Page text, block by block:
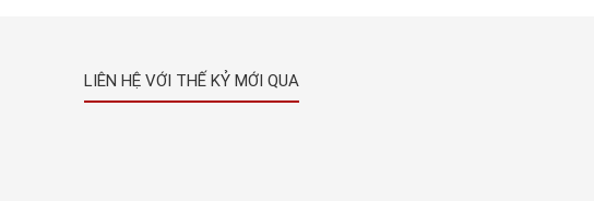
LIÊN HỆ VỚI THẾ KỶ MỚI QUA